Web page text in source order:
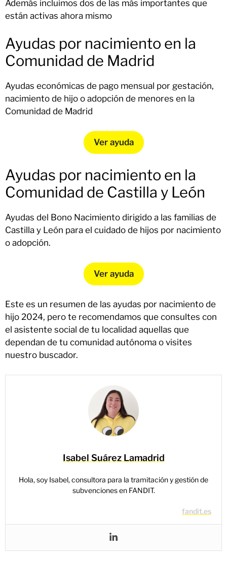
Además incluimos dos de las más importantes que
están activas ahora mismo
Ayudas por nacimiento en la
Comunidad de Madrid
Ayudas económicas de pago mensual por gestación,
nacimiento de hijo o adopción de menores en la
Comunidad de Madrid
Ver ayuda
Ayudas por nacimiento en la
Comunidad de Castilla y León
Ayudas del Bono Nacimiento dirigido a las familias de
Castilla y León para el cuidado de hijos por nacimiento
o adopción.
Ver ayuda
Este es un resumen de las ayudas por nacimiento de
hijo 2024, pero te recomendamos que consultes con
el asistente social de tu localidad aquellas que
dependan de tu comunidad autónoma o visites
nuestro buscador.
Isabel Suárez Lamadrid
Hola, soy Isabel, consultora para la tramitación y gestión de
subvenciones en FANDIT.
fandit.es